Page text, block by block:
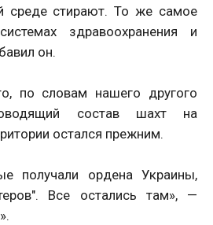
среде стирают. То же самое
здравоохранения и
он.
по словам нашего другого
состав шахт на
остался прежним.
получали ордена Украины,
Все остались там», —